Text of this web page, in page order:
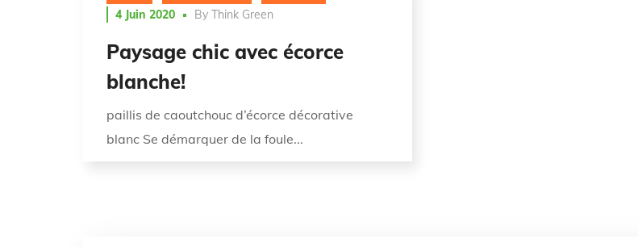
4 Juin 2020 By Think Green
Paysage chic avec écorce
blanche!
paillis de caoutchouc d’écorce décorative
blanc Se démarquer de la foule...